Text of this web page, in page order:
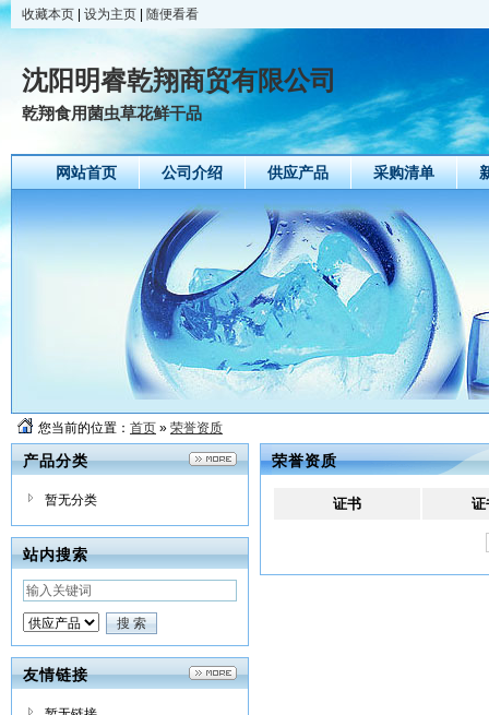
收藏本页 设为主页 随便看看
沈阳明睿乾翔商贸有限公司
乾翔食用菌虫草花鲜干品
网站首页 公司介绍 供应产品 采购清单
您当前的位置： 首页 » 荣誉资质
产品分类
暂无分类
站内搜索
友情链接
荣誉资质
证书 证